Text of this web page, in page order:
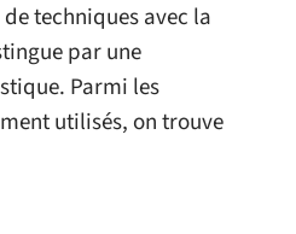
techniques avec la
par une
Parmi les
utilisés, on trouve